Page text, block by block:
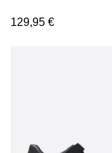
129,95 €